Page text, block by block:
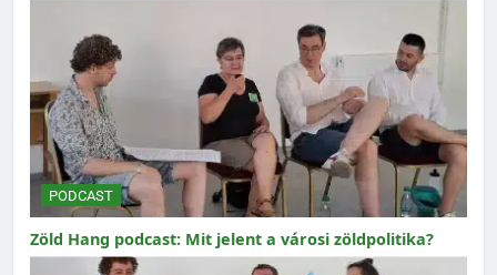
PODCAST
Zöld Hang podcast: Mit jelent a városi zöldpolitika?